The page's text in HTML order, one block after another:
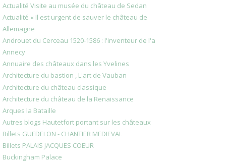
Actualité Visite au musée du château de Sedan
Actualité « Il est urgent de sauver le château de
Allemagne
Androuet du Cerceau 1520-1586 : l'inventeur de l'a
Annecy
Annuaire des châteaux dans les Yvelines
Architecture du bastion , L'art de Vauban
Architecture du château classique
Architecture du château de la Renaissance
Arques la Bataille
Autres blogs Hautetfort portant sur les châteaux
Billets GUEDELON - CHANTIER MEDIEVAL
Billets PALAIS JACQUES COEUR
Buckingham Palace